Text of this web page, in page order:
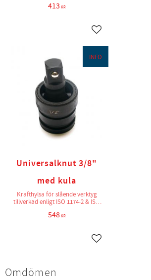
Omdömen
413 KR
Lägg till i favoriter
Universalknut 3/8"
med kula
Krafthylsa för slående verktyg
tillverkad enligt ISO 1174-2 & ISO
548KR
Lägg till i favoriter
INFO